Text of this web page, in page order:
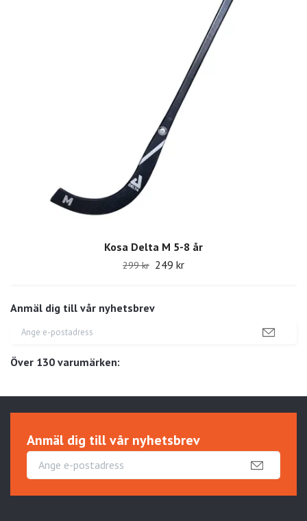
Anmäl dig till vår nyhetsbrev
Över 130 varumärken:
Kosa Delta M 5-8 år
299 kr 249 kr
Anmäl dig till vår nyhetsbrev